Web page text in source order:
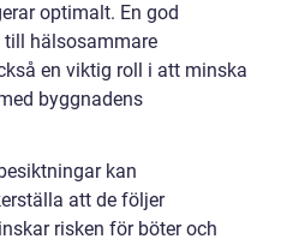
optimalt. En god
hälsosammare
en viktig roll i att minska
byggnadens
kan
att de följer
risken för böter och